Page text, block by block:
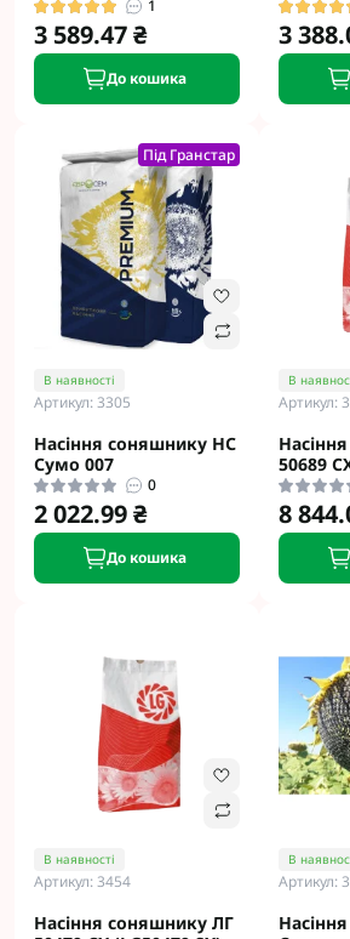
1
3 589.47 ₴
До кошика
3
Під Гранстар
В наявності
Артикул: 3305
Насіння соняшнику НС
Сумо 007
0
2 022.99 ₴
До кошика
В
Артикул:
50689
8
В наявності
Артикул: 3454
Насіння соняшнику ЛГ
В
Артикул: